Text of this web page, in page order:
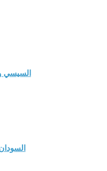
السيسي